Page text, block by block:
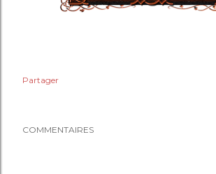
Partager
COMMENTAIRES